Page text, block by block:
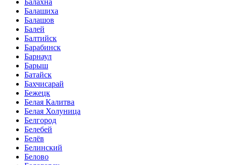
Балахна
Балашиха
Балашов
Балей
Балтийск
Барабинск
Барнаул
Барыш
Батайск
Бахчисарай
Бежецк
Белая Калитва
Белая Холуница
Белгород
Белебей
Белёв
Белинский
Белово